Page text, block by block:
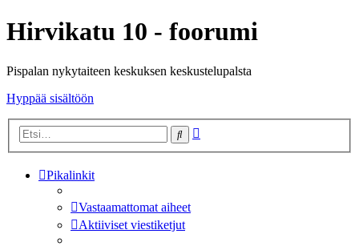
Hirvikatu 10 - foorumi
Pispalan nykytaiteen keskuksen keskustelupalsta
Hyppää sisältöön
Etsi
Pikalinkit
Vastaamattomat aiheet
Aktiiviset viestiketjut